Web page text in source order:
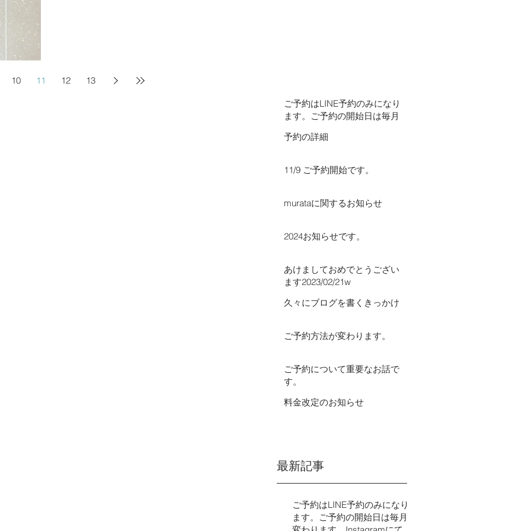
10 11 12 13
ご予約はLINE予約のみになり
ます。ご予約の開始日は毎月
ご予約の日程をお知らせいた
予約の詳細
11/9 ご予約開始です。
murataに関するお知らせ
2024お知らせです。
あけましておめでとうござい
ます2023/02/21w
久々にブログを書くきっかけ
ご予約方法が変わります。
ご予約について重要なお話で
す。
料金改定のお知らせ
最新記事
ご予約はLINE予約のみになり
ます。ご予約の開始日は毎月